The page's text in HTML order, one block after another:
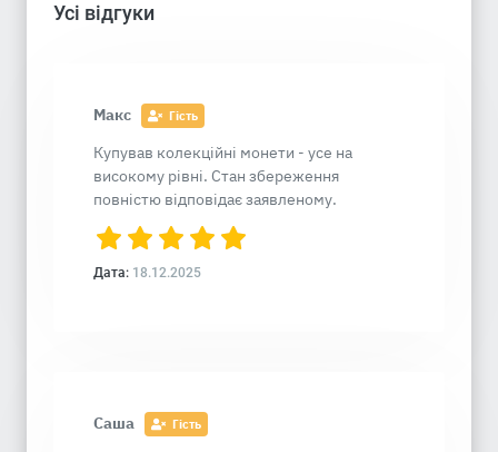
Усі відгуки
Макс Гість
Купував колекційні монети - усе на
високому рівні. Стан збереження
повністю відповідає заявленому.
Дата: 18.12.2025
Саша Гість